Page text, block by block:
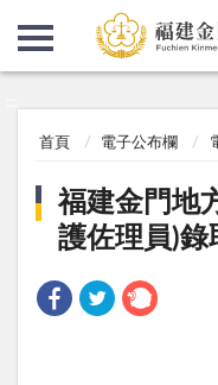
首頁 電子公布欄
福建金門地
護佐理員)錄